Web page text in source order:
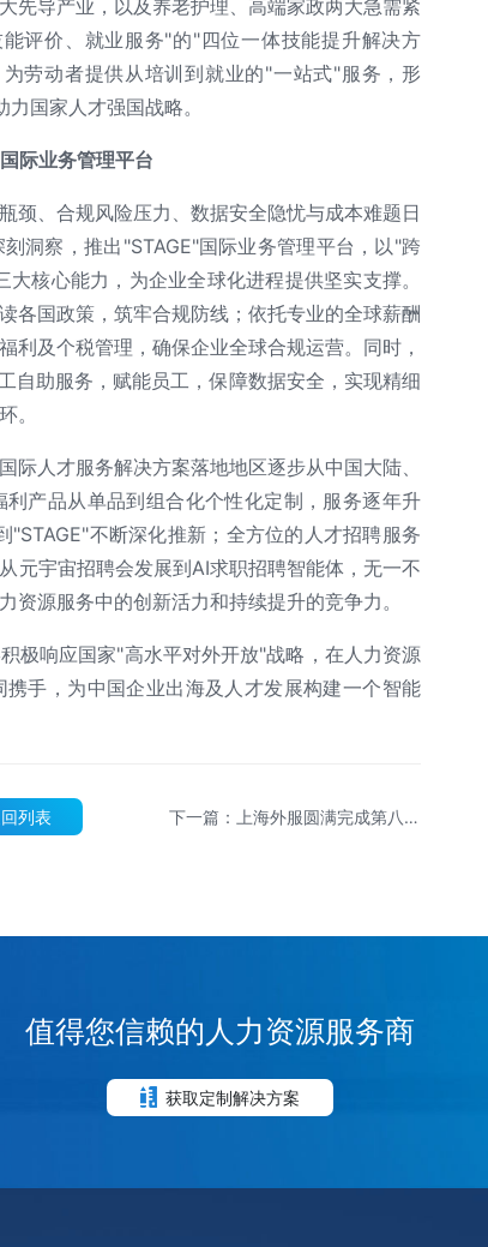
先导产业，以及养老护理、高端家政两大急需紧
评价、就业服务"的"四位一体技能提升解决方
劳动者提供从培训到就业的"一站式"服务，形
国家人才强国战略。
际业务管理平台
颈、合规风险压力、数据安全隐忧与成本难题日
洞察，推出"STAGE"国际业务管理平台，以"跨
核心能力，为企业全球化进程提供坚实支撑。
各国政策，筑牢合规防线；依托专业的全球薪酬
利及个税管理，确保企业全球合规运营。同时，
自助服务，赋能员工，保障数据安全，实现精细
。
人才服务解决方案落地地区逐步从中国大陆、
产品从单品到组合化个性化定制，服务逐年升
不断深化推新；全方位的人才招聘服务
元宇宙招聘会发展到AI求职招聘智能体，无一不
源服务中的创新活力和持续提升的竞争力。
极响应国家"高水平对外开放"战略，在人力资源
手，为中国企业出海及人才发展构建一个智能
列表
下一篇：上海外服圆满完成第八届
值得您信赖的人力资源服务商
获取定制解决方案